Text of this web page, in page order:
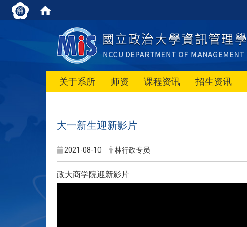
关于系所 师资 课程资讯 招生资讯
大一新生迎新影片
2021-08-10 林行政专员
政大商学院迎新影片